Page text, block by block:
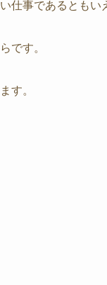
仕事であるともい
です。
す。